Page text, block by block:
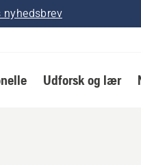
Udforsk og lær